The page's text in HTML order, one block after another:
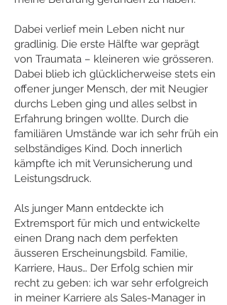
Dabei verlief mein Leben nicht nur
gradlinig. Die erste Hälfte war geprägt
von Traumata – kleineren wie grösseren.
Dabei blieb ich glücklicherweise stets ein
offener junger Mensch, der mit Neugier
durchs Leben ging und alles selbst in
Erfahrung bringen wollte. Durch die
familiären Umstände war ich sehr früh ein
selbständiges Kind. Doch innerlich
kämpfte ich mit Verunsicherung und
Leistungsdruck.
Als junger Mann entdeckte ich
Extremsport für mich und entwickelte
einen Drang nach dem perfekten
äusseren Erscheinungsbild. Familie,
Karriere, Haus… Der Erfolg schien mir
recht zu geben: ich war sehr erfolgreich
in meiner Karriere als Sales-Manager in